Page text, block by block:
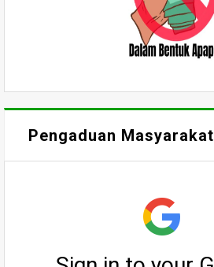
Pengaduan Masyarakat